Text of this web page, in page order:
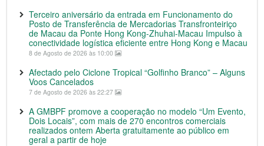
Terceiro aniversário da entrada em Funcionamento do
Posto de Transferência de Mercadorias Transfronteiriço
de Macau da Ponte Hong Kong-Zhuhai-Macau Impulso à
conectividade logística eficiente entre Hong Kong e Macau
8 de Agosto de 2026 às 10:00
Afectado pelo Ciclone Tropical “Golfinho Branco” – Alguns
Voos Cancelados
7 de Agosto de 2026 às 22:27
A GMBPF promove a cooperação no modelo “Um Evento,
Dois Locais”, com mais de 270 encontros comerciais
realizados ontem Aberta gratuitamente ao público em
geral a partir de hoje